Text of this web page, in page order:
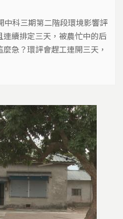
中科三期第二階段環境影響評
續排定三天，被農忙中的后
急？環評會趕工連開三天，
開發案，要做第三次環境影
上，是破天荒頭一次，在全